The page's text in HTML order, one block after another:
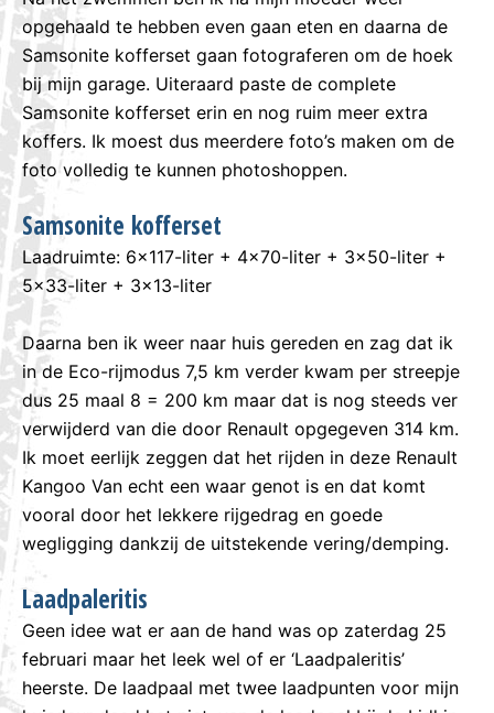
opgehaald te hebben even gaan eten en daarna de
Samsonite kofferset gaan fotograferen om de hoek
bij mijn garage. Uiteraard paste de complete
Samsonite kofferset erin en nog ruim meer extra
koffers. Ik moest dus meerdere foto’s maken om de
foto volledig te kunnen photoshoppen.
Samsonite kofferset
Laadruimte: 6×117-liter + 4×70-liter + 3×50-liter +
5×33-liter + 3×13-liter
Daarna ben ik weer naar huis gereden en zag dat ik
in de Eco-rijmodus 7,5 km verder kwam per streepje
dus 25 maal 8 = 200 km maar dat is nog steeds ver
verwijderd van die door Renault opgegeven 314 km.
Ik moet eerlijk zeggen dat het rijden in deze Renault
Kangoo Van echt een waar genot is en dat komt
vooral door het lekkere rijgedrag en goede
wegligging dankzij de uitstekende vering/demping.
Laadpaleritis
Geen idee wat er aan de hand was op zaterdag 25
februari maar het leek wel of er ‘Laadpaleritis’
heerste. De laadpaal met twee laadpunten voor mijn